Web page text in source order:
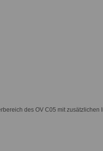
des OV C05 mit zusätzlichen